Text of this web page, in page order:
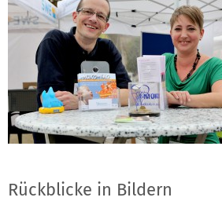
Rückblicke in Bildern